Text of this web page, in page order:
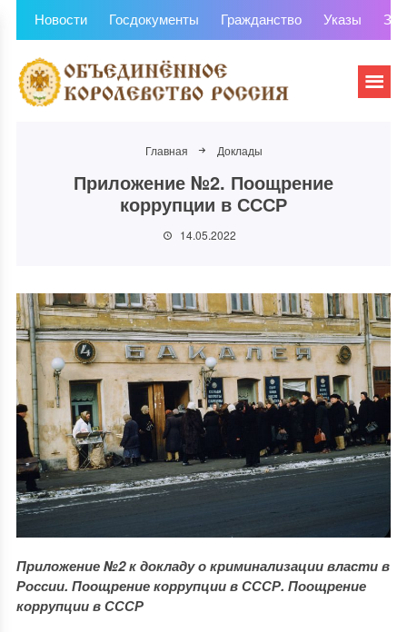
Новости Госдокументы Гражданство Указы
Главная Доклады
Приложение №2. Поощрение
коррупции в СССР
14.05.2022
Приложение №2 к докладу о криминализации власти в
России. Поощрение коррупции в СССР. Поощрение
коррупции в СССР